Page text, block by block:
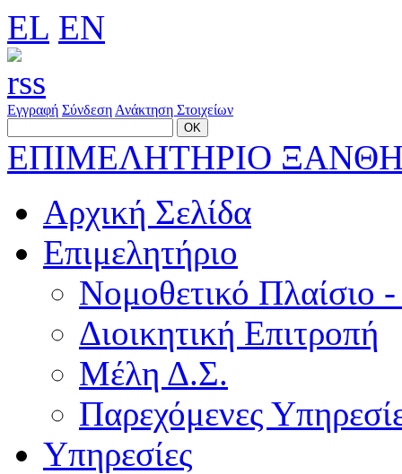
EL EN
Εγγραφή Σύνδεση Ανάκτηση Στοιχείων
ΕΠΙΜΕΛΗΤΗΡΙΟ
Αρχική Σελίδα
Επιμελητήριο
Νομοθετικό Πλαίσιο
Διοικητική Επιτροπή
Μέλη Δ.Σ.
Παρεχόμενες
Υπηρεσίες